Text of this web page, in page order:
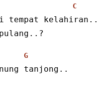
C
tempat kelahiran..
G
tanjong..